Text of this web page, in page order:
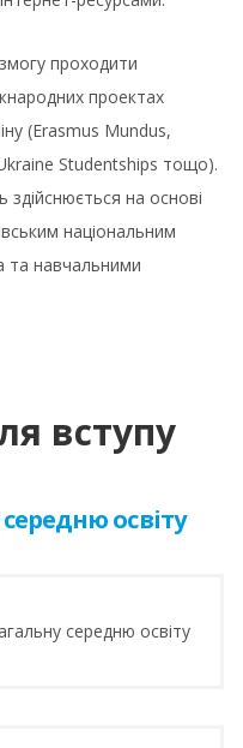
проходити
проектах
(Erasmus Mundus,
Studentships тощо).
на основі
національним
та навчальними
вступу
освіту
середню освіту